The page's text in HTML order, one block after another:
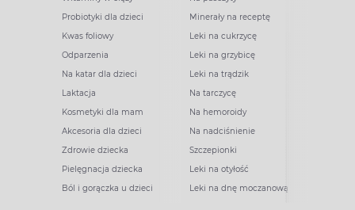
Probiotyki dla dzieci
Kwas foliowy
Odparzenia
Na katar dla dzieci
Laktacja
Kosmetyki dla mam
Akcesoria dla dzieci
Zdrowie dziecka
Pielęgnacja dziecka
Ból i gorączka u dzieci
Minerały na receptę
Leki na cukrzycę
Leki na grzybicę
Leki na trądzik
Na tarczycę
Na hemoroidy
Na nadciśnienie
Szczepionki
Leki na otyłość
Leki na dnę moczanową